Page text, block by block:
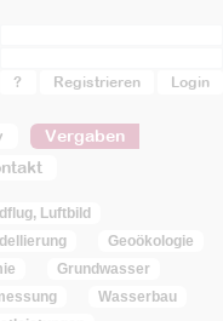
Vergaben
? Registrieren
Luftbild
Geoökologie
Grundwasser
Wasserbau